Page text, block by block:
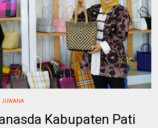
JUWANA
Kabupaten Pati